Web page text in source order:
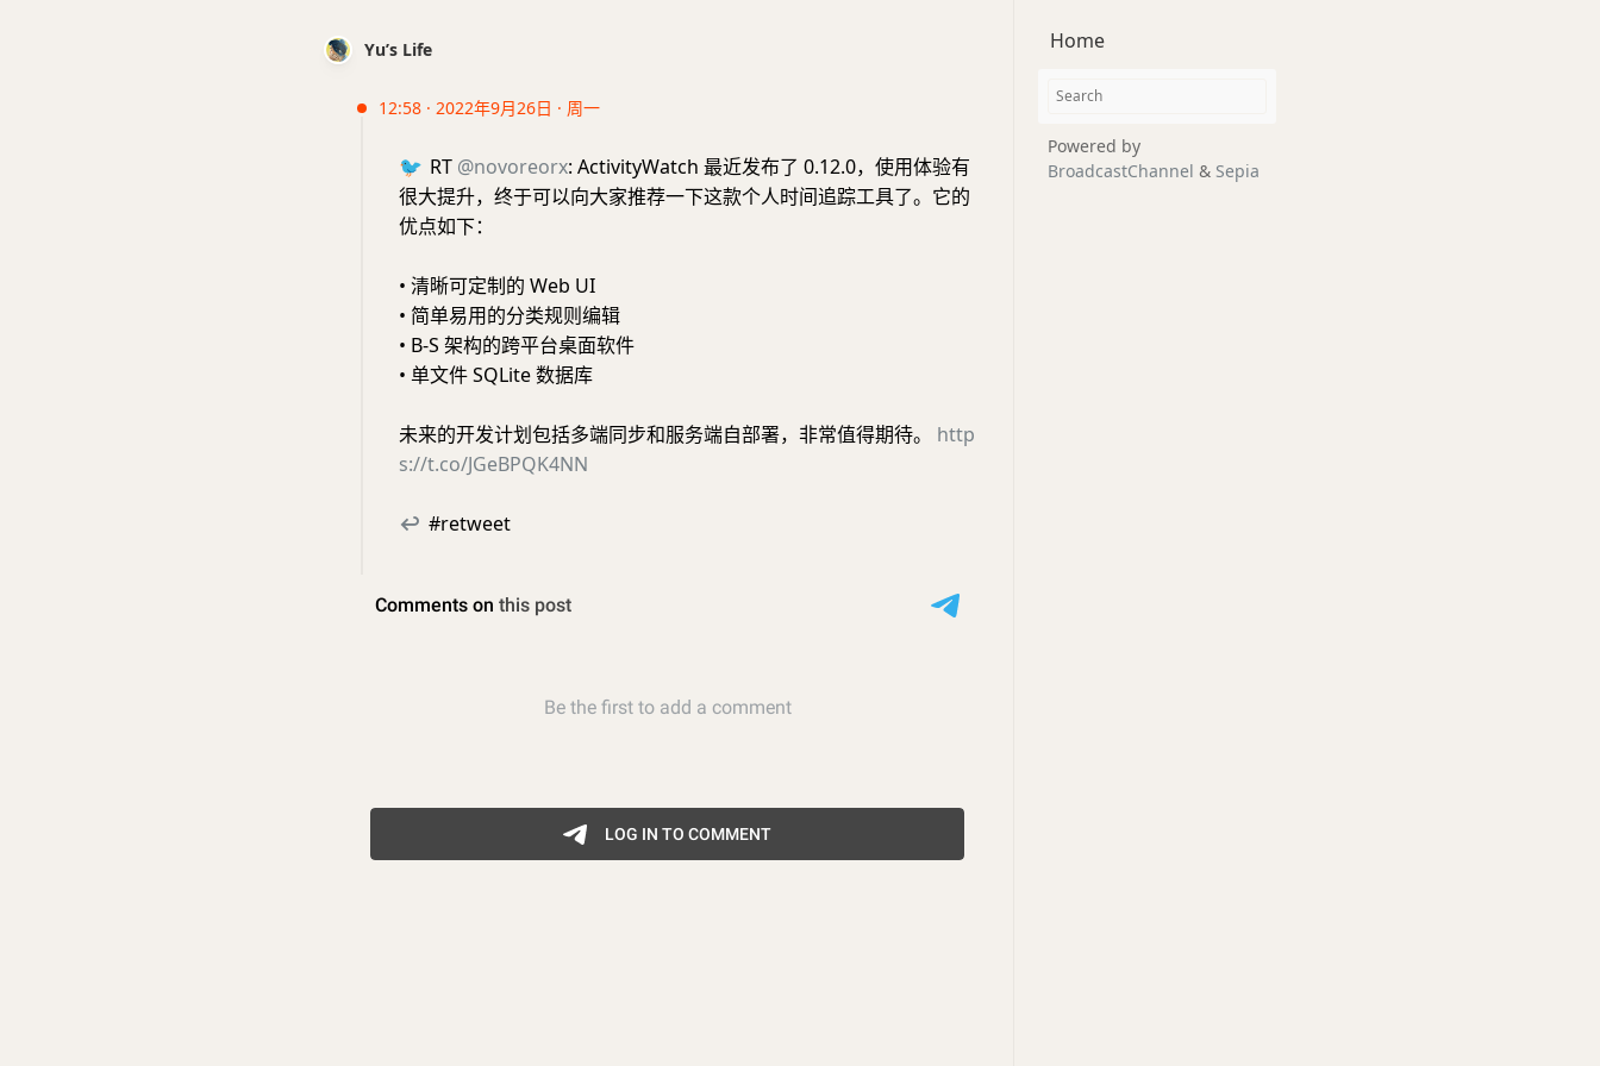
Yu’s Life
12:58 · 2022年9月26日 · 周一
🐦 RT @novoreorx: ActivityWatch 最近发布了 0.12.0，使用体验有
很大提升，终于可以向大家推荐一下这款个人时间追踪工具了。它的
优点如下：
• 清晰可定制的 Web UI
• 简单易用的分类规则编辑
• B-S 架构的跨平台桌面软件
• 单文件 SQLite 数据库
未来的开发计划包括多端同步和服务端自部署，非常值得期待。 http
s://t.co/JGeBPQK4NN
↩ #retweet
Home
Powered by
BroadcastChannel & Sepia